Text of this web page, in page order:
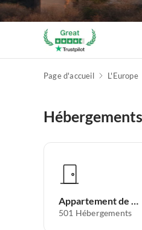
Page d'accueil L'Europe
Appartement de vacances
501 Hébergements